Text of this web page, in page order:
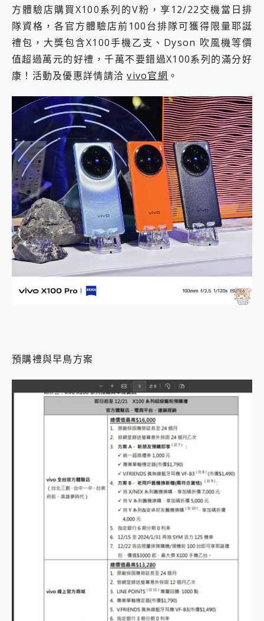
方體驗店購買X100系列的V粉，享12/22交機當日排
隊資格，各官方體驗店前100台排隊可獲得限量耶誕
禮包，大獎包含X100手機乙支、Dyson 吹風機等價
值超過萬元的好禮，千萬不要錯過X100系列的滿分好
康！活動及優惠詳情請洽vivo官網 。
預購禮與早鳥方案